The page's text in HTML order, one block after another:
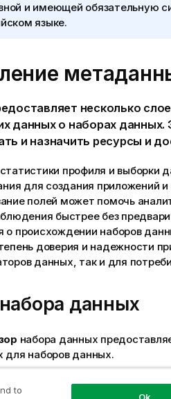
и имеющей обязательную
языке.
несколько
данных о наборах
и назначить ресурсы и
профиля и выборки
для создания приложений и
полей может помочь
быстрее без
происхождении наборов
доверия и надежности
данных, так и для
данных
набора данных
для наборов данных.
to